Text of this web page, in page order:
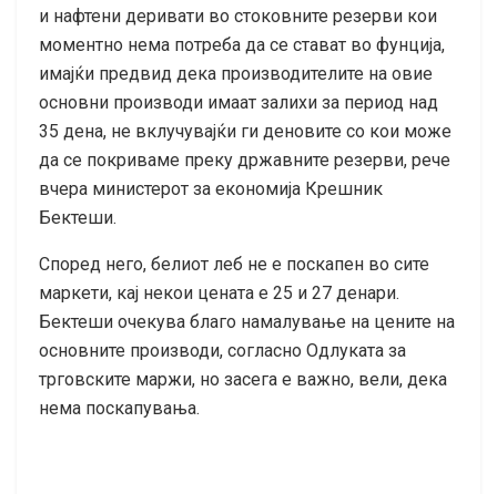
и нафтени деривати во стоковните резерви кои
моментно нема потреба да се стават во фунција,
имајќи предвид дека производителите на овие
основни производи имаат залихи за период над
35 дена, не вклучувајќи ги деновите со кои може
да се покриваме преку државните резерви, рече
вчера министерот за економија Крешник
Бектеши.
Според него, белиот леб не е поскапен во сите
маркети, кај некои цената е 25 и 27 денари.
Бектеши очекува благо намалување на цените на
основните производи, согласно Одлуката за
трговските маржи, но засега е важно, вели, дека
нема поскапувања.